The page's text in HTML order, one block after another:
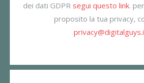
dei dati GDPR segui questo link.
proposito la tua privacy,